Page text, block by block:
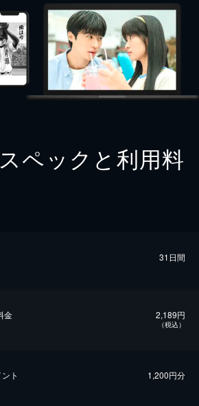
ペックと利用料
31日間
金 2,189円
（税込）
ト 1,200円分